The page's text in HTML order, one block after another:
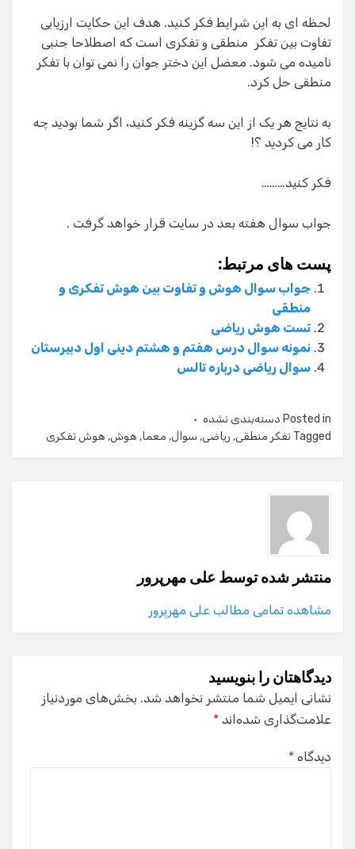
لحظه ای به این شرایط فکر کنید. هدف این حکایت ارزیابی
تفاوت بین تفکر منطقی و تفکری است که اصطلاحا جنبی
نامیده می شود. معضل این دختر جوان را نمی توان با تفکر
منطقی حل کرد.
به نتایج هر یک از این سه گزینه فکر کنید، اگر شما بودید چه
کار می کردید ؟!
فکر کنید………
جواب سوال هفته بعد در سایت قرار خواهد گرفت .
پست های مرتبط:
جواب سوال هوش و تفاوت بین هوش تفکری و
منطقی
تست هوش ریاضی
نمونه سوال درس هفتم و هشتم دینی اول دبیرستان
سوال ریاضی درباره تالس
Posted in دسته‌بندی نشده
Tagged تفکر منطقی, ریاضی, سوال, معما, هوش, هوش تفکری
منتشر شده توسطعلی مهرپرور
مشاهده تمامی مطالب علی مهرپرور
دیدگاهتان را بنویسید
نشانی ایمیل شما منتشر نخواهد شد. بخش‌های موردنیاز
علامت‌گذاری شده‌اند *
دیدگاه *